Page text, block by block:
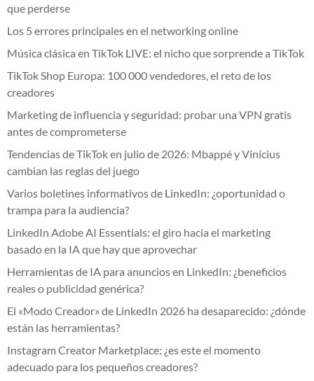
que perderse
Los 5 errores principales en el networking online
Música clásica en TikTok LIVE: el nicho que sorprende a TikTok
TikTok Shop Europa: 100 000 vendedores, el reto de los
creadores
Marketing de influencia y seguridad: probar una VPN gratis
antes de comprometerse
Tendencias de TikTok en julio de 2026: Mbappé y Vinícius
cambian las reglas del juego
Varios boletines informativos de LinkedIn: ¿oportunidad o
trampa para la audiencia?
LinkedIn Adobe AI Essentials: el giro hacia el marketing
basado en la IA que hay que aprovechar
Herramientas de IA para anuncios en LinkedIn: ¿beneficios
reales o publicidad genérica?
El «Modo Creador» de LinkedIn 2026 ha desaparecido: ¿dónde
están las herramientas?
Instagram Creator Marketplace: ¿es este el momento
adecuado para los pequeños creadores?